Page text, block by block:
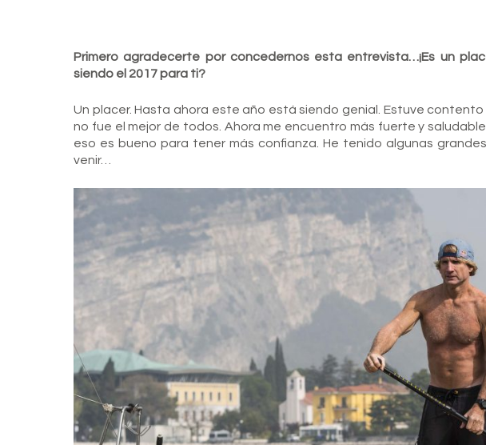
Primero agradecerte por concedernos esta entrevista…¡Es un
siendo el 2017 para ti?
Un placer. Hasta ahora este año está siendo genial. Estuve
no fue el mejor de todos. Ahora me encuentro más fuerte y
eso es bueno para tener más confianza. He tenido algunas
venir…